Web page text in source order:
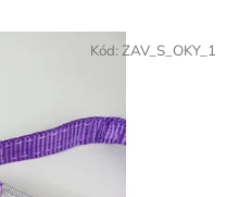
Kód: ZAV_S_OKY_1